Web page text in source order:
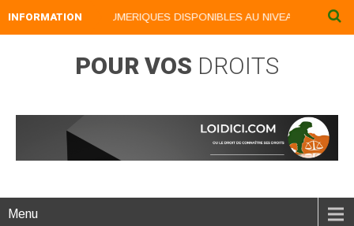
INFORMATION
NOS LIVRES NUMERIQUES DISPONIBLES AU NIVEAU DU
POUR VOS DROITS
Menu